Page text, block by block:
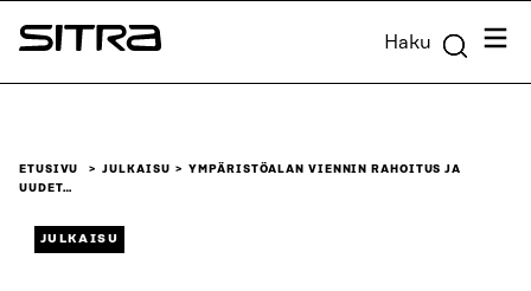
Siirry
suoraan
Sitra Haku
ETUSIVU JULKAISU
YMPÄRISTÖALAN VIENNIN RAHOITUS JA
UUDET…
JULKAISU